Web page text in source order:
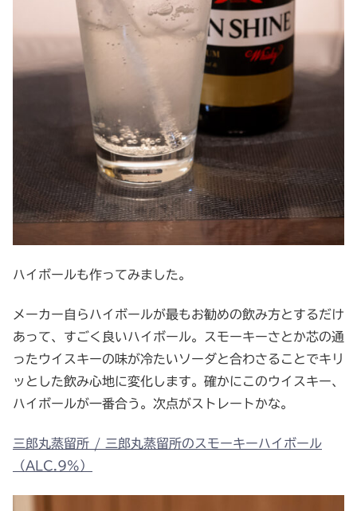
ハイボールも作ってみました。
メーカー自らハイボールが最もお勧めの飲み方とするだけ
あって、すごく良いハイボール。スモーキーさとか芯の通
ったウイスキーの味が冷たいソーダと合わさることでキリ
ッとした飲み心地に変化します。確かにこのウイスキー、
ハイボールが一番合う。次点がストレートかな。
三郎丸蒸留所 / 三郎丸蒸留所のスモーキーハイボール
（ALC.9%）